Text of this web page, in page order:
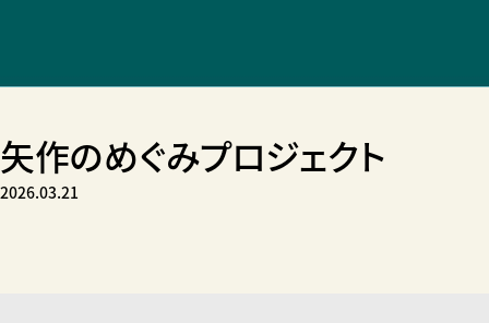
矢作のめぐみプロジェクト
2026.03.21